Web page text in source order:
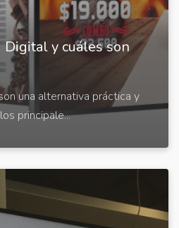
Digital y cuáles son
una alternativa práctica y
principale...